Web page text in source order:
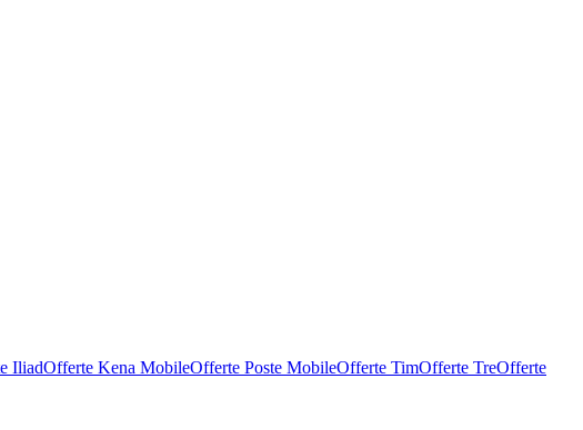
IliadOfferte Kena MobileOfferte Poste MobileOfferte TimOfferte TreOfferte